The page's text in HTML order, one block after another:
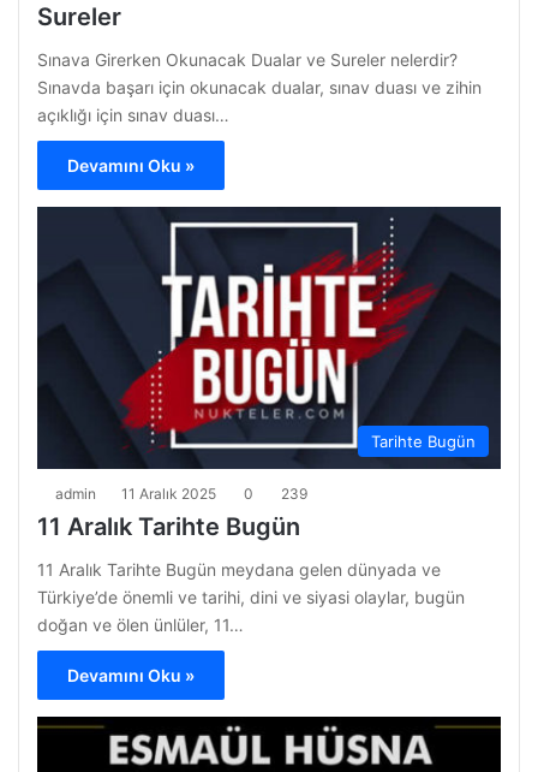
Sureler
Sınava Girerken Okunacak Dualar ve Sureler nelerdir?
Sınavda başarı için okunacak dualar, sınav duası ve zihin
açıklığı için sınav duası…
Devamını Oku »
Tarihte Bugün
admin 11 Aralık 2025 0 239
11 Aralık Tarihte Bugün
11 Aralık Tarihte Bugün meydana gelen dünyada ve
Türkiye’de önemli ve tarihi, dini ve siyasi olaylar, bugün
doğan ve ölen ünlüler, 11…
Devamını Oku »